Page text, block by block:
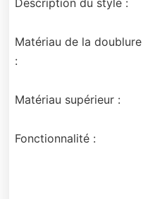
Description du style :
Matériau de la doublure
:
Matériau supérieur :
Fonctionnalité :